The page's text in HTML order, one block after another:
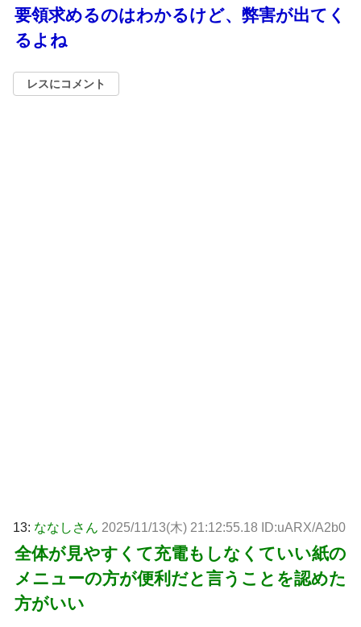
要領求めるのはわかるけど、弊害が出てく
るよね
レスにコメント
13: ななしさん 2025/11/13(木) 21:12:55.18 ID:uARX/A2b0
全体が見やすくて充電もしなくていい紙の
メニューの方が便利だと言うことを認めた
方がいい